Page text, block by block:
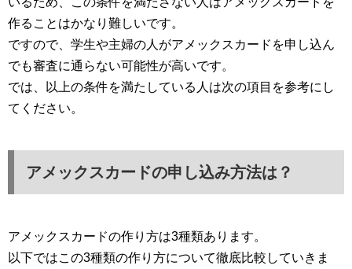
作ることはかなり難しいです。
ですので、学生や主婦の人がアメックスカードを申し込ん
でも審査に通らない可能性が高いです。
では、以上の条件を満たしている人は次の項目を参考にし
てください。
アメックスカードの申し込み方法は？
アメックスカードの作り方は3種類あります。
以下ではこの3種類の作り方について徹底比較していきま